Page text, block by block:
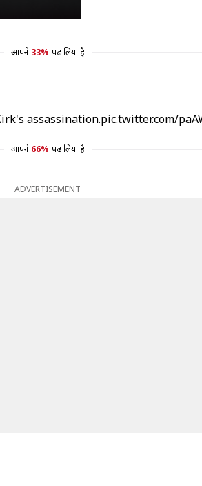
था।
आपने 33% पढ़ लिया है
assassination.pic.twitter.com/
आपने 66% पढ़ लिया है
ADVERTISEMENT